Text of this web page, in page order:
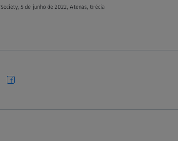
5 de junho de 2022, Atenas, Grécia